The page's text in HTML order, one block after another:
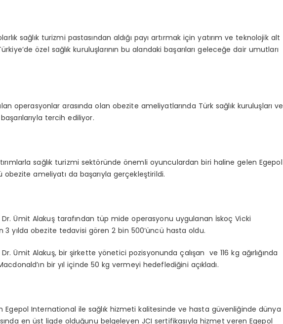
sağlık turizmi pastasından aldığı payı artırmak için yatırım ve teknolojik alt
özel sağlık kuruluşlarının bu alandaki başarıları geleceğe dair umutları
operasyonlar arasında olan obezite ameliyatlarında Türk sağlık kuruluşları ve
tercih ediliyor.
sağlık turizmi sektöründe önemli oyunculardan biri haline gelen Egepol
obezite ameliyatı da başarıyla gerçekleştirildi.
Dr. Ümit Alakuş tarafından tüp mide operasyonu uygulanan İskoç Vicki
3 yılda obezite tedavisi gören 2 bin 500’üncü hasta oldu.
Ümit Alakuş, bir şirkette yönetici pozisyonunda çalışan ve 116 kg ağırlığında
bir yıl içinde 50 kg vermeyi hedeflediğini açıkladı.
Egepol International ile sağlık hizmeti kalitesinde ve hasta güvenliğinde dünya
en üst ligde olduğunu belgeleyen JCI sertifikasıyla hizmet veren Egepol